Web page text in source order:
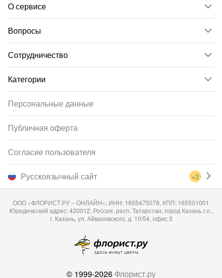
О сервисе
Вопросы
Сотрудничество
Категории
Русскоязычный сайт +2
Персональные данные
Публичная оферта
Согласие пользователя
ООО «ФЛОРИСТ.РУ – ОНЛАЙН», ИНН: 1655475078, КПП: 165501001
Юридический адрес: 420012, Россия, респ. Татарстан, город Казань г.о.,
г. Казань, ул. Айвазовского, д. 10/54, офис 3
© 1999-2026 Флорист.ру